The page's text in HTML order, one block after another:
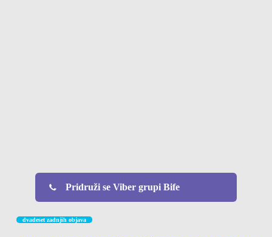
Pridruži se Viber grupi Bife
dvadeset zadnjih objava